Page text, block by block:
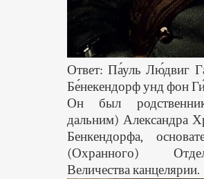
Ответ: Па́уль Лю́двиг
Бе́некендорф унд фон
Он был
дальним) Александра
Бенкендорфа,
(Охранного)
Величества канцелярии.